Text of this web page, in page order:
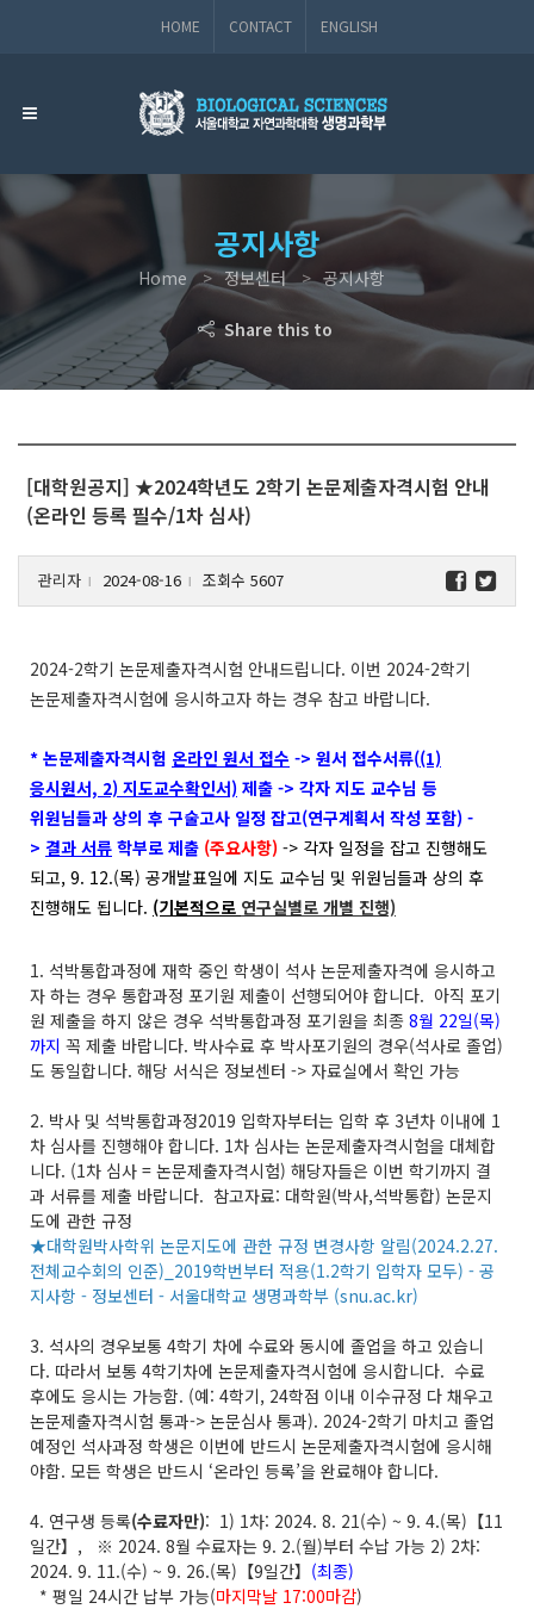
HOME CONTACT ENGLISH
공지사항
Home 정보센터 공지사항
Share this to
[대학원공지] ★2024학년도 2학기 논문제출자격시험 안내
(온라인 등록 필수/1차 심사)
관리자 l 2024-08-16 l 조회수 5607
2024-2학기 논문제출자격시험 안내드립니다. 이번 2024-2학기
논문제출자격시험에 응시하고자 하는 경우 참고 바랍니다.
* 논문제출자격시험 온라인 원서 접수 -> 원서 접수서류((1)
응시원서, 2) 지도교수확인서) 제출 -> 각자 지도 교수님 등
위원님들과 상의 후 구술고사 일정 잡고(연구계획서 작성 포함) -
> 결과 서류 학부로 제출 (주요사항) -> 각자 일정을 잡고 진행해도
되고, 9. 12.(목) 공개발표일에 지도 교수님 및 위원님들과 상의 후
진행해도 됩니다. (기본적으로 연구실별로 개별 진행)
1. 석박통합과정에 재학 중인 학생이 석사 논문제출자격에 응시하고
자 하는 경우 통합과정 포기원 제출이 선행되어야 합니다. 아직 포기
원 제출을 하지 않은 경우 석박통합과정 포기원을 최종 8월 22일(목)
까지 꼭 제출 바랍니다. 박사수료 후 박사포기원의 경우(석사로 졸업)
도 동일합니다. 해당 서식은 정보센터 -> 자료실에서 확인 가능
2. 박사 및 석박통합과정2019 입학자부터는 입학 후 3년차 이내에 1
차 심사를 진행해야 합니다. 1차 심사는 논문제출자격시험을 대체합
니다. (1차 심사 = 논문제출자격시험) 해당자들은 이번 학기까지 결
과 서류를 제출 바랍니다. 참고자료: 대학원(박사,석박통합) 논문지
도에 관한 규정
★대학원박사학위 논문지도에 관한 규정 변경사항 알림(2024.2.27.
전체교수회의 인준)_2019학번부터 적용(1.2학기 입학자 모두) - 공
지사항 - 정보센터 - 서울대학교 생명과학부 (snu.ac.kr)
3. 석사의 경우보통 4학기 차에 수료와 동시에 졸업을 하고 있습니
다. 따라서 보통 4학기차에 논문제출자격시험에 응시합니다. 수료
후에도 응시는 가능함. (예: 4학기, 24학점 이내 이수규정 다 채우고
논문제출자격시험 통과-> 논문심사 통과). 2024-2학기 마치고 졸업
예정인 석사과정 학생은 이번에 반드시 논문제출자격시험에 응시해
야함. 모든 학생은 반드시 ‘온라인 등록’을 완료해야 합니다.
4. 연구생 등록(수료자만): 1) 1차: 2024. 8. 21(수) ~ 9. 4.(목) 【11
일간】 , ※ 2024. 8월 수료자는 9. 2.(월)부터 수납 가능 2) 2차:
2024. 9. 11.(수) ~ 9. 26.(목) 【9일간】 (최종)
* 평일 24시간 납부 가능(마지막날 17:00마감)